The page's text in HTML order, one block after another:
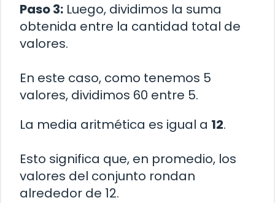
Paso 3: Luego, dividimos la suma
obtenida entre la cantidad total de
valores.
En este caso, como tenemos 5
valores, dividimos 60 entre 5.
La media aritmética es igual a 12.
Esto significa que, en promedio, los
valores del conjunto rondan
alrededor de 12.